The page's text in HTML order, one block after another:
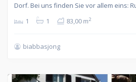
Dorf. Bei uns finden Sie vor allem eins:
1 1 83,00 m2
biabbasjong